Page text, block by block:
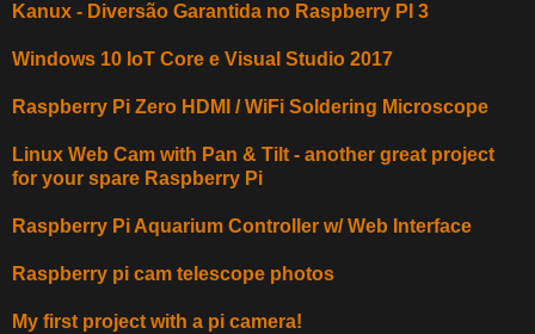
Kanux - Diversão Garantida no Raspberry PI 3
Windows 10 IoT Core e Visual Studio 2017
Raspberry Pi Zero HDMI / WiFi Soldering Microscope
Linux Web Cam with Pan & Tilt - another great project
for your spare Raspberry Pi
Raspberry Pi Aquarium Controller w/ Web Interface
Raspberry pi cam telescope photos
My first project with a pi camera!